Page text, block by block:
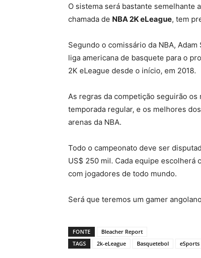
O sistema será bastante semelhante
chamada de NBA 2K eLeague, tem
Segundo o comissário da NBA,
liga americana de basquete para o
2K eLeague desde o início, em 2018.
As regras da competição seguirão
temporada regular, e os melhores
arenas da NBA.
Todo o campeonato deve ser
US$ 250 mil. Cada equipe
com jogadores de todo mundo.
Será que teremos um gamer
FONTE
Bleacher Report
TAGS
2k-eLeague Basquetebol eSports